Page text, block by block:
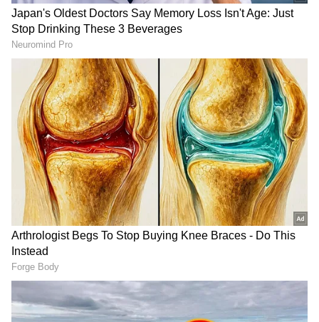
ಫೇಕ್​ ಅಕೌಂಟ್​
ಸದ್ಯ ಒಂದು ಖಾತೆಯ ನೆಟ್ಟಿಗನಿಗೆ ನಡುಕ ಹುಟ್ಟಿಸುವ ಕೆಲಸ
ಮಾಡಿದ್ದಾರೆ ವಿಜಯಲಕ್ಷ್ಮಿ, ಜಲಗಾರ ಯೂನಿವರ್ಸಿಟಿ’ ಎಂಬ
ಹೆಸರಿನಲ್ಲಿ ನಕಲಿ ಖಾತೆಗಳನ್ನು ತೆರೆದು ಅಸಭ್ಯ ಕಮೆಂಟ್ಸ್​
ಮಾಡಲಾಗಿದೆ. ನಕಲಿ ಖಾತೆಯಲ್ಲಿ ಕಮೆಂಟ್ಸ್​ ಹಾಕಿದ್ರೆ ತಮ್ಮನ್ನು
ಗುರುತು ಹಿಡಿಯಲು ಆಗುವುದಿಲ್ಲ ಎಂದು ಕೆಲವರು
ಅಂದುಕೊಂಡಿದ್ದಾರೆ. ಆದರೆ ಆ ಖಾತೆ ತೆಗೆಯುವಾಗಲೂ ತಮ್ಮ
ಜಾತಕ ಅಥವಾ ತಮ್ಮವರದ್ದೇ ಯಾರದ್ದೋ ಜಾತಕ ಅದರಲ್ಲಿ
ಕೊಟ್ಟಿರುತ್ತಾರೆ ಎನ್ನುವುದು ಅವರಿಗೆ ಅರಿವೇ ಇರುವುದಿಲ್ಲ.